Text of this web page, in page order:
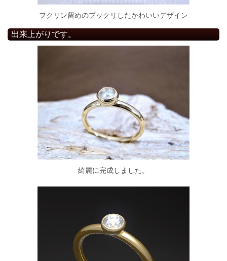
フクリン留めのプックリしたかわいいデザイン
出来上がりです。
綺麗に完成しました。